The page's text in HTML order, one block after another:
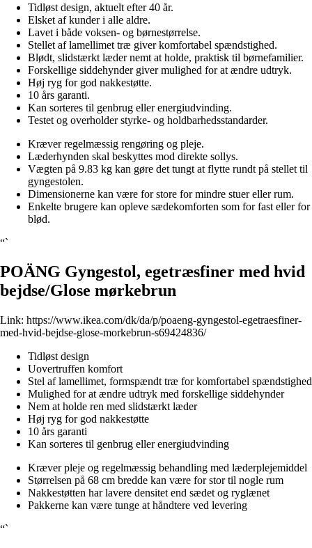
Tidløst design, aktuelt efter 40 år.
Elsket af kunder i alle aldre.
Lavet i både voksen- og børnestørrelse.
Stellet af lamellimet træ giver komfortabel spændstighed.
Blødt, slidstærkt læder nemt at holde, praktisk til børnefamilier.
Forskellige siddehynder giver mulighed for at ændre udtryk.
Høj ryg for god nakkestøtte.
10 års garanti.
Kan sorteres til genbrug eller energiudvinding.
Testet og overholder styrke- og holdbarhedsstandarder.
Kræver regelmæssig rengøring og pleje.
Læderhynden skal beskyttes mod direkte sollys.
Vægten på 9.83 kg kan gøre det tungt at flytte rundt på stellet til
gyngestolen.
Dimensionerne kan være for store for mindre stuer eller rum.
Enkelte brugere kan opleve sædekomforten som for fast eller for
blød.
“`
POÄNG Gyngestol, egetræsfiner med hvid
bejdse/Glose mørkebrun
Link: https://www.ikea.com/dk/da/p/poaeng-gyngestol-egetraesfiner-
med-hvid-bejdse-glose-morkebrun-s69424836/
Tidløst design
Uovertruffen komfort
Stel af lamellimet, formspændt træ for komfortabel spændstighed
Mulighed for at ændre udtryk med forskellige siddehynder
Nem at holde ren med slidstærkt læder
Høj ryg for god nakkestøtte
10 års garanti
Kan sorteres til genbrug eller energiudvinding
Kræver pleje og regelmæssig behandling med læderplejemiddel
Størrelsen på 68 cm bredde kan være for stor til nogle rum
Nakkestøtten har lavere densitet end sædet og ryglænet
Pakkerne kan være tunge at håndtere ved levering
“`